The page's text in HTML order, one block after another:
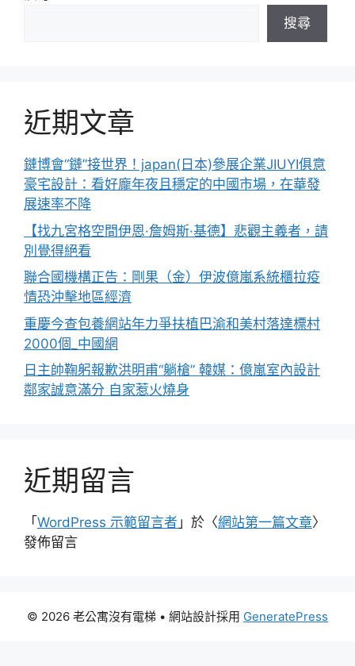
搜尋
近期文章
鏈博會“鏈”接世界！japan(日本)參展企業JIUYI俱意
豪宅設計：看好龐年夜且穩定的中國市場，在華發
展速率不降
【找九宮格空間伊恩·詹姆斯·基德】悲觀主義者，請
別覺得絕看
聯合國機構正告：剛果（金）伊波億嵐系統櫃拉疫
情恐沖擊地區經濟
重慶今查包養網站年力爭扶植巴渝和美村落達標村
2000個_中國網
日主帥鞠躬報歉洪明甫“躺槍” 韓媒：億嵐室內設計
鄰家誠意滿分 自家惹火燒身
近期留言
「 WordPress 示範留言者 」於〈網站第一篇文章〉
發佈留言
© 2026 老公寓沒有電梯 • 網站設計採用 GeneratePress